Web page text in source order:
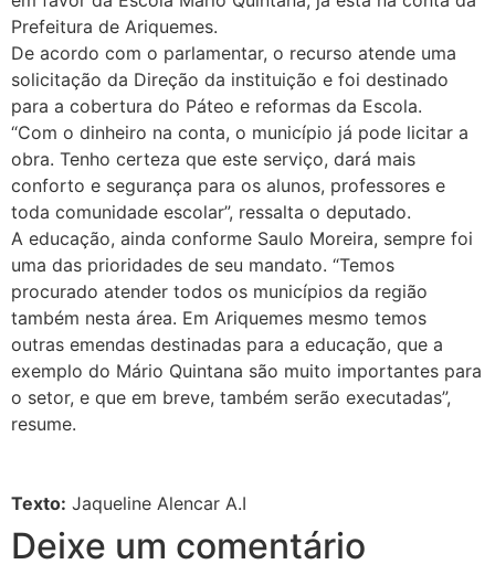
Prefeitura de Ariquemes.
De acordo com o parlamentar, o recurso atende uma
solicitação da Direção da instituição e foi destinado
para a cobertura do Páteo e reformas da Escola.
“Com o dinheiro na conta, o município já pode licitar a
obra. Tenho certeza que este serviço, dará mais
conforto e segurança para os alunos, professores e
toda comunidade escolar”, ressalta o deputado.
A educação, ainda conforme Saulo Moreira, sempre foi
uma das prioridades de seu mandato. “Temos
procurado atender todos os municípios da região
também nesta área. Em Ariquemes mesmo temos
outras emendas destinadas para a educação, que a
exemplo do Mário Quintana são muito importantes para
o setor, e que em breve, também serão executadas”,
resume.
Texto: Jaqueline Alencar A.I
Deixe um comentário